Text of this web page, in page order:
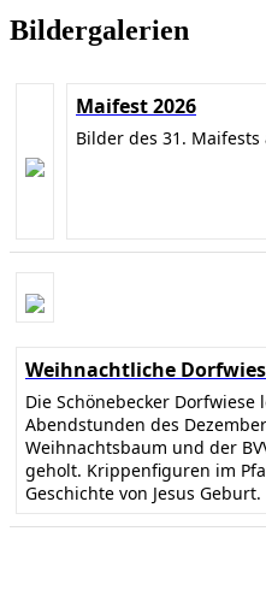
Bildergalerien
Maifest 2026
Bilder des 31. Maifests
Weihnachtliche
Die Schönebecker
Abendstunden des
Weihnachtsbaum und der
geholt. Krippenfiguren im
Geschichte von Jesus Geburt.